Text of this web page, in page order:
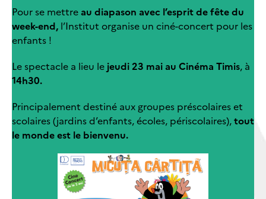
Pour se mettre au diapason avec l’esprit de fête du
week-end, l’Institut organise un ciné-concert pour les
enfants !
Le spectacle a lieu le jeudi 23 mai au Cinéma Timis, à
14h30.
Principalement destiné aux groupes préscolaires et
scolaires (jardins d’enfants, écoles, périscolaires),tout
le monde est le bienvenu.